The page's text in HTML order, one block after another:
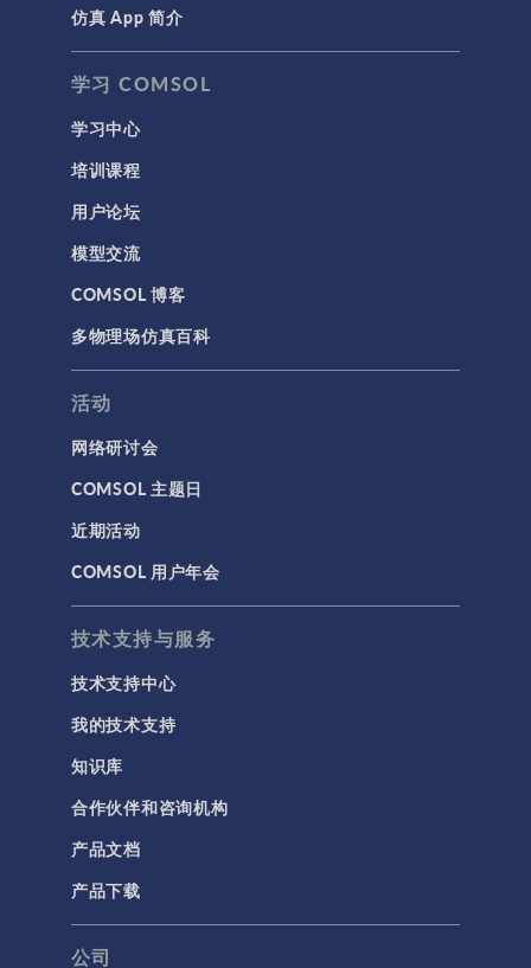
仿真 App 简介
学习 COMSOL
学习中心
培训课程
用户论坛
模型交流
COMSOL 博客
多物理场仿真百科
活动
网络研讨会
COMSOL 主题日
近期活动
COMSOL 用户年会
技术支持与服务
技术支持中心
我的技术支持
知识库
合作伙伴和咨询机构
产品文档
产品下载
公司